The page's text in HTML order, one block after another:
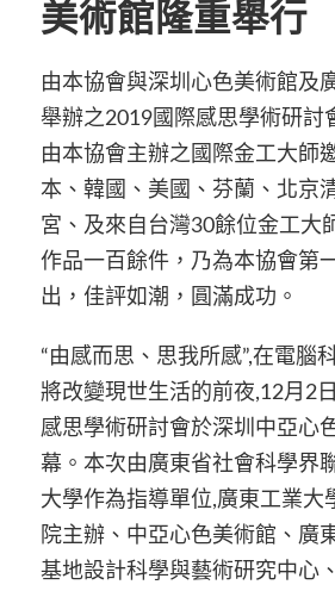
美術館隆重舉行
由本協會與深圳心色美術館及
舉辦之2019國際感思學術研討
由本協會主辦之國際金工大師
本、韓國、美國、芬蘭、北京
宮、及來自台灣30餘位金工大
作品一百餘件，乃為本協會第
出，佳評如潮，圓滿成功。
“由感而思、思我所感”,在電腦
將改變現世生活的前夜,12月2
感思學術研討會於深圳中亞心
幕。本次由廣東省社會科學界
大學作為指導單位,廣東工業大
院主辦、中亞心色美術館、廣
基地設計科學與藝術研究中心